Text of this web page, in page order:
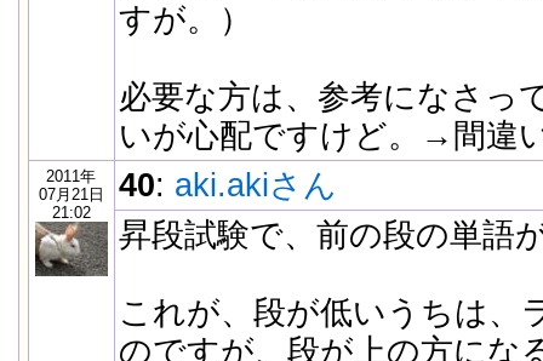
すが。）
必要な方は、参考になさっ
いが心配ですけど。→間違
2011年
07月21日
21:02
40: aki.akiさん
昇段試験で、前の段の単語
これが、段が低いうちは、
のですが、段が上の方にな